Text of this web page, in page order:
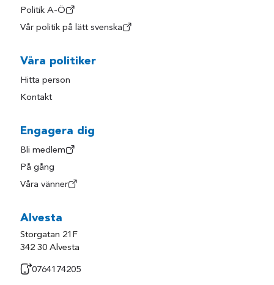
Politik A-Ö
Vår politik på lätt svenska
Våra politiker
Hitta person
Kontakt
Engagera dig
Bli medlem
På gång
Våra vänner
Alvesta
Storgatan 21F
342 30 Alvesta
0764174205